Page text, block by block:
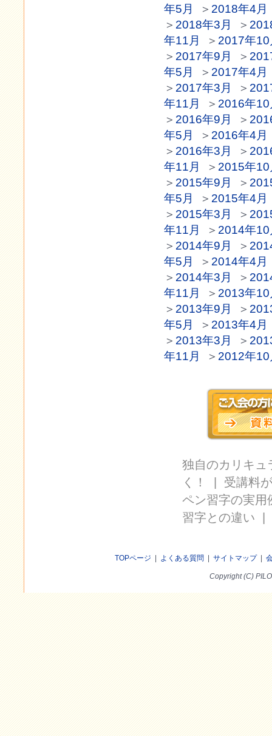
年5月
＞ 2018年4月
＞ 2018年3月 ＞
年11月
＞ 2017年10
＞ 2017年9月 ＞
年5月
＞ 2017年4月
＞ 2017年3月 ＞
年11月
＞ 2016年10
＞ 2016年9月 ＞
年5月
＞ 2016年4月
＞ 2016年3月 ＞
年11月
＞ 2015年10
＞ 2015年9月 ＞
年5月
＞ 2015年4月
＞ 2015年3月 ＞
年11月
＞ 2014年10
＞ 2014年9月 ＞
年5月
＞ 2014年4月
＞ 2014年3月 ＞
年11月
＞ 2013年10
＞ 2013年9月 ＞
年5月
＞ 2013年4月
＞ 2013年3月 ＞
年11月
＞ 2012年10
独自のカリキュ
く！
受講料
ペン習字の実用
習字との違い
TOPページ よくある質問 サイトマップ|
Copyright (C)